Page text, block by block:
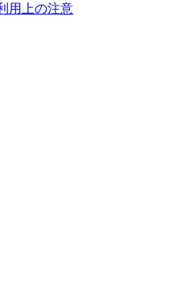
用上の注意